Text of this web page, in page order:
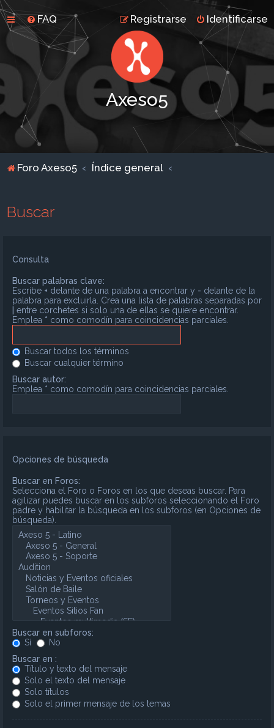
FAQ Identificarse
Registrarse
Axeso5
Foro Axeso5 Índice general
Buscar
Consulta
Buscar palabras clave:
Escribe + delante de una palabra a encontrar y - delante de la
palabra para excluirla. Crea una lista de palabras separadas por
entre corchetes si solo una de ellas se quiere encontrar.
Emplea * como comodín para coincidencias parciales.
Buscar todos los términos
Buscar cualquier término
Buscar autor:
Emplea * como comodín para coincidencias parciales.
Opciones de búsqueda
Buscar en Foros:
Selecciona el Foro o Foros en los que deseas buscar. Para
agilizar puedes buscar en los subforos seleccionando el Foro
padre y habilitar la búsqueda en los subforos (en Opciones de
búsqueda).
Buscar en subforos:
Sí
No
Buscar en :
Título y texto del mensaje
Solo el texto del mensaje
Solo títulos
Solo el primer mensaje de los temas